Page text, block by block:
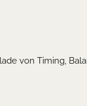
von Timing,